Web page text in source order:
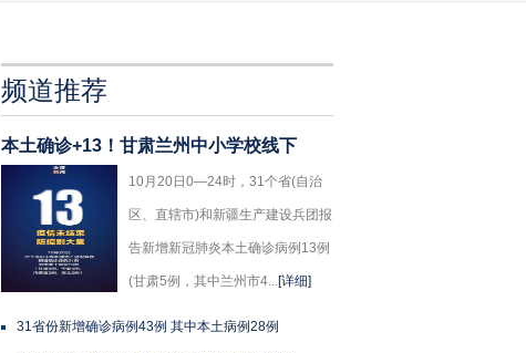
频道推荐
本土确诊+13！甘肃兰州中小学校线下
10月20日0—24时，31个省(自治
区、直辖市)和新疆生产建设兵团报
告新增新冠肺炎本土确诊病例13例
(甘肃5例，其中兰州市4...[详细]
31省份新增确诊病例43例 其中本土病例28例